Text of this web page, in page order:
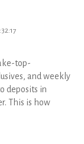
top-
and weekly
deposits in
This is how